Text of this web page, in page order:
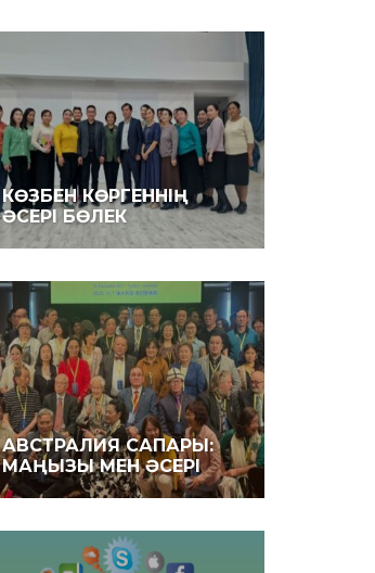
КӨЗБЕН КӨРГЕННІҢ
ӘСЕРІ БӨЛЕК
АВСТРАЛИЯ САПАРЫ:
МАҢЫЗЫ МЕН ӘСЕРІ